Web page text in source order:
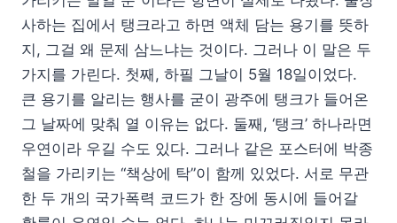
사하는 집에서 탱크라고 하면 액체 담는 용기를 뜻하
지, 그걸 왜 문제 삼느냐는 것이다. 그러나 이 말은 두
가지를 가린다. 첫째, 하필 그날이 5월 18일이었다.
큰 용기를 알리는 행사를 굳이 광주에 탱크가 들어온
그 날짜에 맞춰 열 이유는 없다. 둘째, ‘탱크’ 하나라면
우연이라 우길 수도 있다. 그러나 같은 포스터에 박종
철을 가리키는 “책상에 탁”이 함께 있었다. 서로 무관
한 두 개의 국가폭력 코드가 한 장에 동시에 들어갈